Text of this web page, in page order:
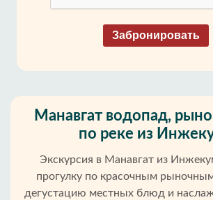
Забронировать
Манавгат водопад,
по реке из
Экскурсия в Манавгат из
прогулку по красочным
дегустацию местных блюд и